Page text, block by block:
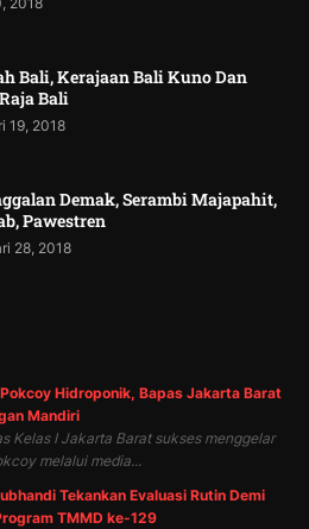
Bali, Kerajaan Bali Kuno Dan
Bali
19, 2018
Demak, Serambi Majapahit,
Pawestren
28, 2018
Hidroponik, Bapas Jakarta Barat
Mandiri
Kelas I Jakarta Barat sukses menggelar
melalui media...
Tekankan Evaluasi Rutin Demi
TMMD ke-129